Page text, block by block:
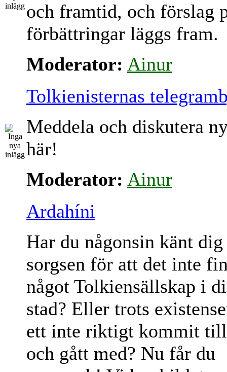
och framtid, och förslag
förbättringar läggs fram.
Moderator: Ainur
Tolkienisternas
Meddela och diskutera
här!
Moderator: Ainur
Ardahíni
Har du någonsin känt dig
sorgsen för att det inte
något Tolkiensällskap i
stad? Eller trots
ett inte riktigt kommit
och gått med? Nu får du